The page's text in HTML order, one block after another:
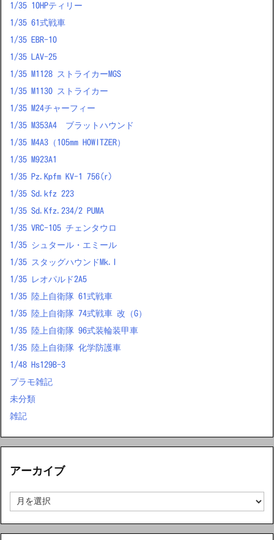
1/35 10HPティリー
1/35 61式戦車
1/35 EBR-10
1/35 LAV-25
1/35 M1128 ストライカーMGS
1/35 M1130 ストライカー
1/35 M24チャーフィー
1/35 M353A4 ブラットハウンド
1/35 M4A3（105mm HOWITZER）
1/35 M923A1
1/35 Pz.Kpfm KV-1 756(r)
1/35 Sd.kfz 223
1/35 Sd.Kfz.234/2 PUMA
1/35 VRC-105 チェンタウロ
1/35 シュタール・エミール
1/35 スタッグハウンドMk.I
1/35 レオパルド2A5
1/35 陸上自衛隊 61式戦車
1/35 陸上自衛隊 74式戦車 改（G）
1/35 陸上自衛隊 96式装輪装甲車
1/35 陸上自衛隊 化学防護車
1/48 Hs129B-3
プラモ雑記
未分類
雑記
アーカイブ
ー